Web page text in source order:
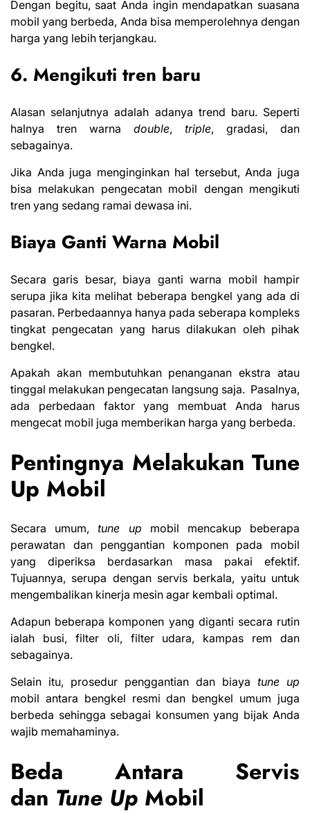
Dengan begitu, saat Anda ingin mendapatkan suasana
mobil yang berbeda, Anda bisa memperolehnya dengan
harga yang lebih terjangkau.
6. Mengikuti tren baru
Alasan selanjutnya adalah adanya trend baru. Seperti
halnya tren warna double, triple, gradasi, dan
sebagainya.
Jika Anda juga menginginkan hal tersebut, Anda juga
bisa melakukan pengecatan mobil dengan mengikuti
tren yang sedang ramai dewasa ini.
Biaya Ganti Warna Mobil
Secara garis besar, biaya ganti warna mobil hampir
serupa jika kita melihat beberapa bengkel yang ada di
pasaran. Perbedaannya hanya pada seberapa kompleks
tingkat pengecatan yang harus dilakukan oleh pihak
bengkel.
Apakah akan membutuhkan penanganan ekstra atau
tinggal melakukan pengecatan langsung saja. Pasalnya,
ada perbedaan faktor yang membuat Anda harus
mengecat mobil juga memberikan harga yang berbeda.
Pentingnya Melakukan Tune
Up Mobil
Secara umum,tune up mobil mencakup beberapa
perawatan dan penggantian komponen pada mobil
yang diperiksa berdasarkan masa pakai efektif.
Tujuannya, serupa dengan servis berkala, yaitu untuk
mengembalikan kinerja mesin agar kembali optimal.
Adapun beberapa komponen yang diganti secara rutin
ialah busi, filter oli, filter udara, kampas rem dan
sebagainya.
Selain itu, prosedur penggantian dan biaya tune up
mobil antara bengkel resmi dan bengkel umum juga
berbeda sehingga sebagai konsumen yang bijak Anda
wajib memahaminya.
Beda Antara Servis
dan Tune Up Mobil